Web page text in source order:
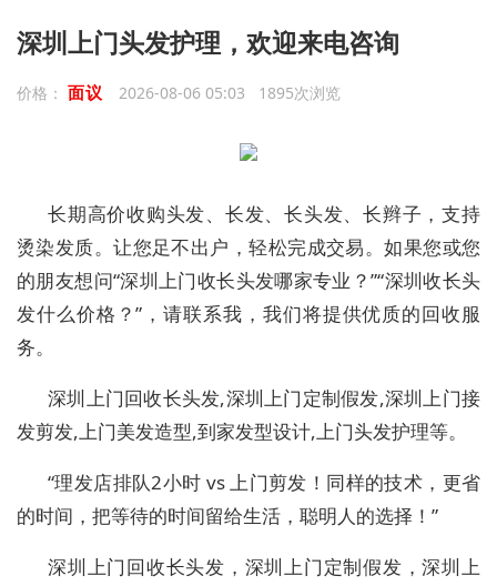
深圳上门头发护理，欢迎来电咨询
价格： 面议 2026-08-06 05:03 1895次浏览
长期高价收购头发、长发、长头发、长辫子，支持
烫染发质。让您足不出户，轻松完成交易。如果您或您
的朋友想问“深圳上门收长头发哪家专业？”“深圳收长头
发什么价格？”，请联系我，我们将提供优质的回收服
务。
深圳上门回收长头发,深圳上门定制假发,深圳上门接
发剪发,上门美发造型,到家发型设计,上门头发护理等。
“理发店排队2小时 vs 上门剪发！同样的技术，更省
的时间，把等待的时间留给生活，聪明人的选择！”
深圳上门回收长头发，深圳上门定制假发，深圳上